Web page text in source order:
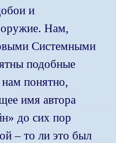
и
оружие. Нам,
Системными
подобные
понятно,
имя автора
до сих пор
– то ли это был